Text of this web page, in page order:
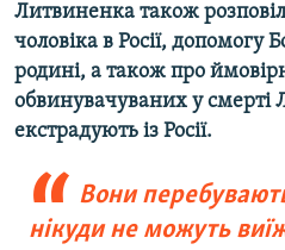
Литвиненка також
чоловіка в Росії, допомогу
родині, а також про
обвинувачуваних у смерті
екстрадують із Росії.
Вони
нікуди не можуть